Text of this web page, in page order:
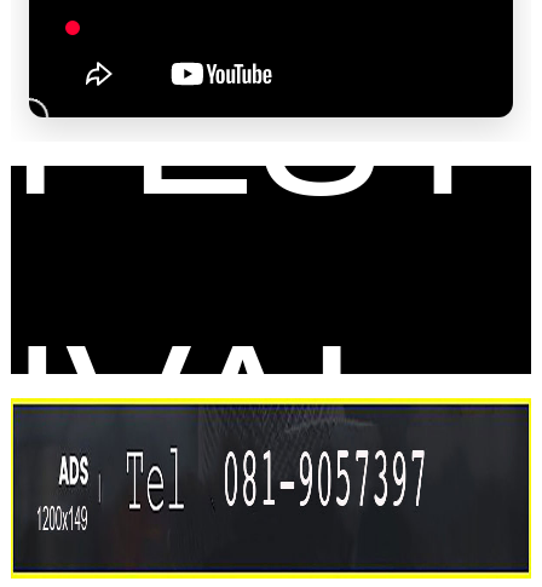
FEST
IVAL